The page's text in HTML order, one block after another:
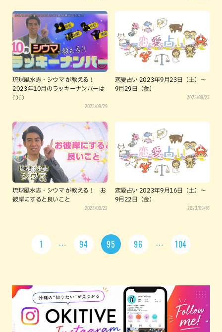
琉球風水志・シウマ が教える！
2023年10月のラッキーナンバーは
○○
2023/09/29
恋愛占い 2023年9月23日（土）～
9月29日（金）
2023/09/23
琉球風水志・シウマ が教える！ お
彼岸にすると良いこと
2023/09/22
恋愛占い 2023年9月16日（土）～
9月22日（金）
2023/09/16
1 94 95 96 104